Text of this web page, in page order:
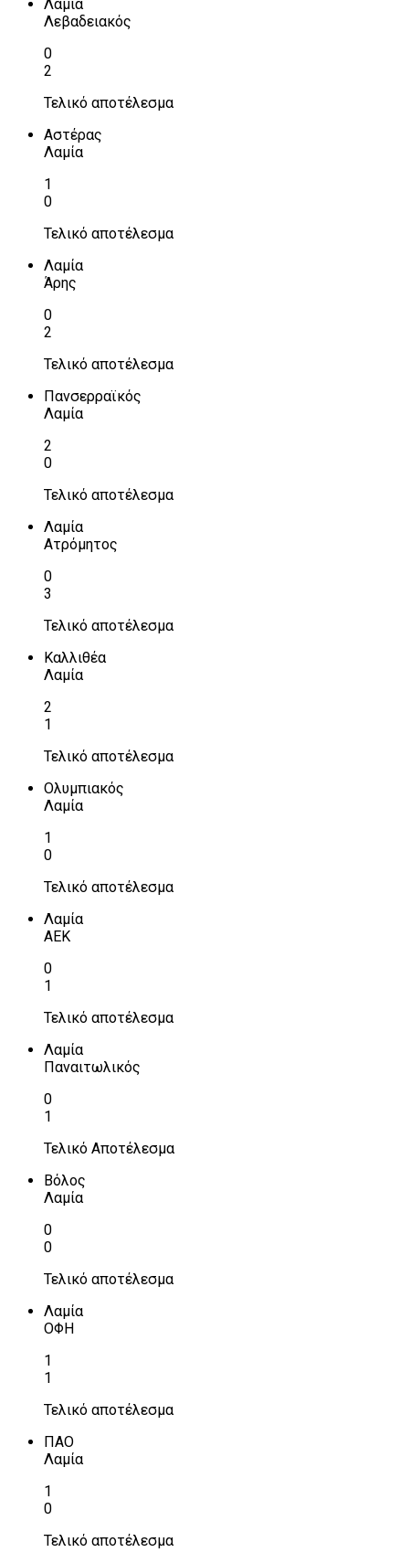
Λαμία
Λεβαδειακός
0
2
Τελικό αποτέλεσμα
Αστέρας
Λαμία
1
0
Τελικό αποτέλεσμα
Λαμία
Άρης
0
2
Τελικό αποτέλεσμα
Πανσερραϊκός
Λαμία
2
0
Τελικό αποτέλεσμα
Λαμία
Ατρόμητος
0
3
Τελικό αποτέλεσμα
Καλλιθέα
Λαμία
2
1
Τελικό αποτέλεσμα
Ολυμπιακός
Λαμία
1
0
Τελικό αποτέλεσμα
Λαμία
ΑΕΚ
0
1
Τελικό αποτέλεσμα
Λαμία
Παναιτωλικός
0
1
Τελικό Αποτέλεσμα
Βόλος
Λαμία
0
0
Τελικό αποτέλεσμα
Λαμία
ΟΦΗ
1
1
Τελικό αποτέλεσμα
ΠΑΟ
Λαμία
1
0
Τελικό αποτέλεσμα